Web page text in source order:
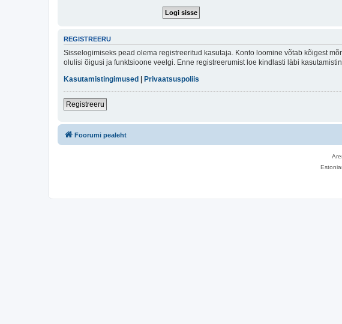
REGISTREERU
Sisselogimiseks pead olema registreeritud kasutaja. Konto loomine võtab kõigest
olulisi õigusi ja funktsioone veelgi. Enne registreerumist loe kindlasti läbi
Kasutamistingimused
Privaatsuspoliis
Registreeru
Foorumi pealeht